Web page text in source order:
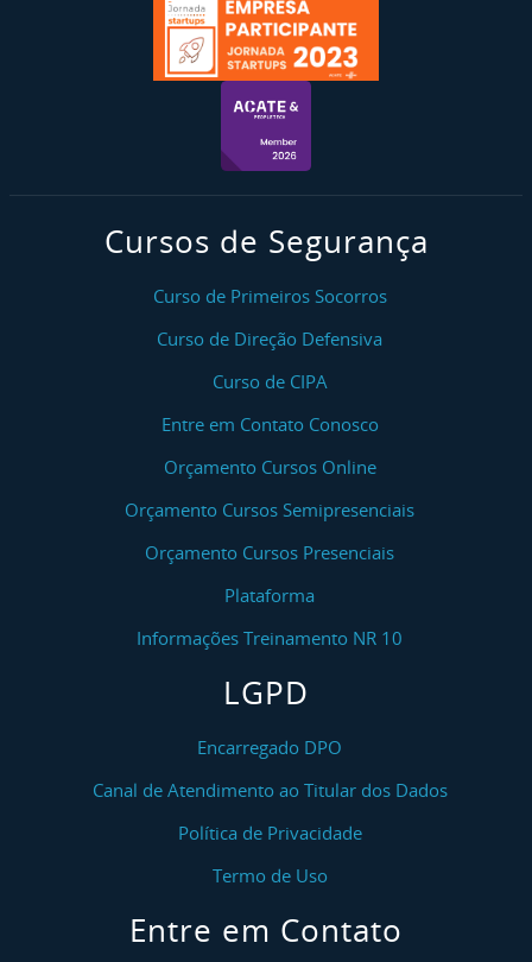
Cursos de Segurança
Curso de Primeiros Socorros
Curso de Direção Defensiva
Curso de CIPA
Entre em Contato Conosco
Orçamento Cursos Online
Orçamento Cursos Semipresenciais
Orçamento Cursos Presenciais
Plataforma
Informações Treinamento NR 10
LGPD
Encarregado DPO
Canal de Atendimento ao Titular dos Dados
Política de Privacidade
Termo de Uso
Entre em Contato